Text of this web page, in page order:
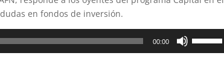
en fondos de inversión.
00:00